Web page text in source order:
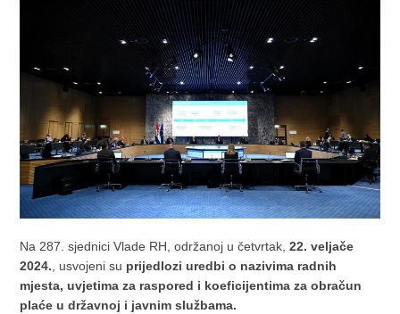
Na 287. sjednici Vlade RH, održanoj u četvrtak,22. veljače
2024. , usvojeni su prijedlozi uredbi o nazivima radnih
mjesta, uvjetima za raspored i koeficijentima za obračun
plaće u državnoj i javnim službama.